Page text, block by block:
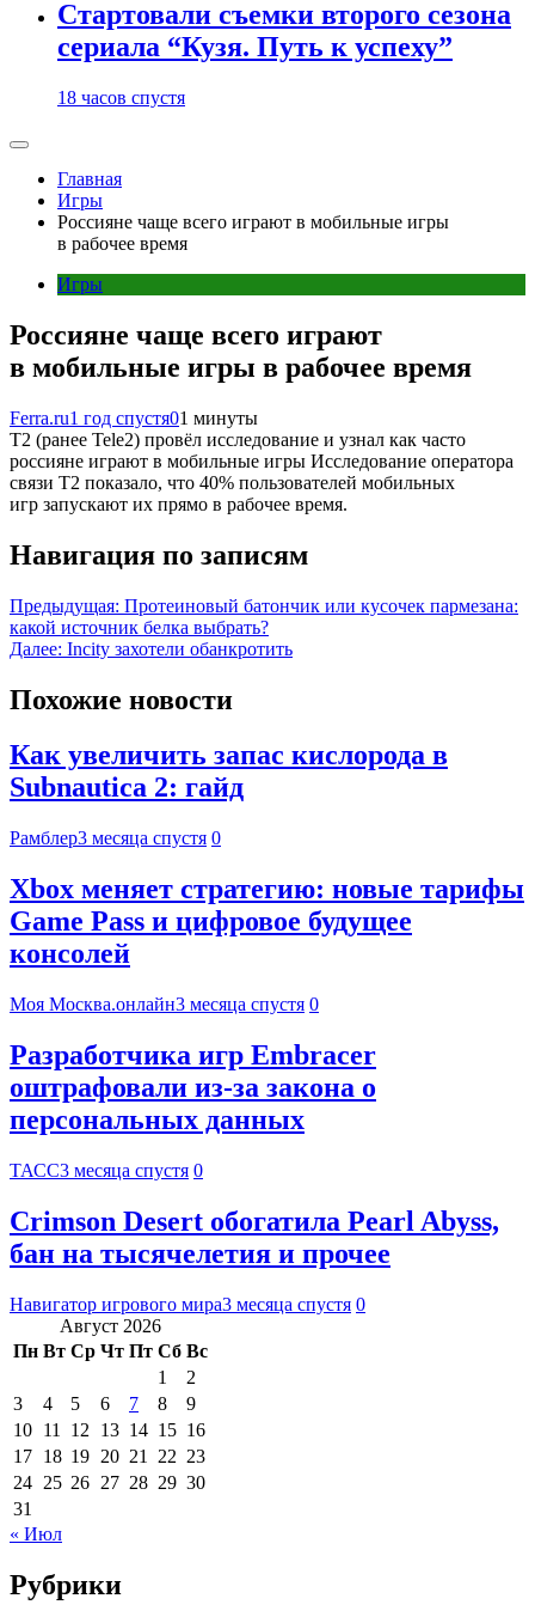
Стартовали съемки второго сезона
сериала “Кузя. Путь к успеху”
18 часов спустя
Главная
Игры
Россияне чаще всего играют в мобильные игры
в рабочее время
Игры
Россияне чаще всего играют
в мобильные игры в рабочее время
Ferra.ru1 год спустя01 минуты
Т2 (ранее Tele2) провёл исследование и узнал как часто
россияне играют в мобильные игры Исследование оператора
связи Т2 показало, что 40% пользователей мобильных
игр запускают их прямо в рабочее время.
Навигация по записям
Предыдущая: Протеиновый батончик или кусочек пармезана:
какой источник белка выбрать?
Далее: Incity захотели обанкротить
Похожие новости
Как увеличить запас кислорода в
Subnautica 2: гайд
Рамблер3 месяца спустя 0
Xbox меняет стратегию: новые тарифы
Game Pass и цифровое будущее
консолей
Моя Москва.онлайн3 месяца спустя 0
Разработчика игр Embracer
оштрафовали из-за закона о
персональных данных
ТАСС3 месяца спустя 0
Crimson Desert обогатила Pearl Abyss,
бан на тысячелетия и прочее
Навигатор игрового мира3 месяца спустя 0
Август 2026
Пн Вт Ср Чт Пт Сб Вс
1
2
3
4 5 6 7 8
9
10 11 12 13 14 15 16
17 18 19 20 21 22 23
24 25 26 27 28 29 30
31
« Июл
Рубрики